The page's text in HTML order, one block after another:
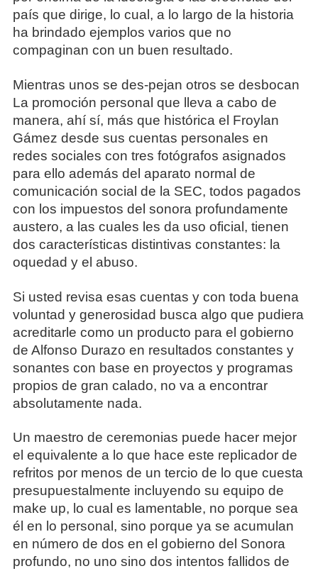
país que dirige, lo cual, a lo largo de la historia
ha brindado ejemplos varios que no
compaginan con un buen resultado.
Mientras unos se des-pejan otros se desbocan
La promoción personal que lleva a cabo de
manera, ahí sí, más que histórica el Froylan
Gámez desde sus cuentas personales en
redes sociales con tres fotógrafos asignados
para ello además del aparato normal de
comunicación social de la SEC, todos pagados
con los impuestos del sonora profundamente
austero, a las cuales les da uso oficial, tienen
dos características distintivas constantes: la
oquedad y el abuso.
Si usted revisa esas cuentas y con toda buena
voluntad y generosidad busca algo que pudiera
acreditarle como un producto para el gobierno
de Alfonso Durazo en resultados constantes y
sonantes con base en proyectos y programas
propios de gran calado, no va a encontrar
absolutamente nada.
Un maestro de ceremonias puede hacer mejor
el equivalente a lo que hace este replicador de
refritos por menos de un tercio de lo que cuesta
presupuestalmente incluyendo su equipo de
make up, lo cual es lamentable, no porque sea
él en lo personal, sino porque ya se acumulan
en número de dos en el gobierno del Sonora
profundo, no uno sino dos intentos fallidos de